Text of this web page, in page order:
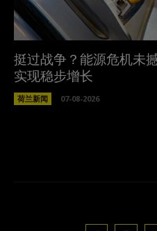
挺过战争？能源危机未
实现稳步增长
荷兰新闻 07-08-2026